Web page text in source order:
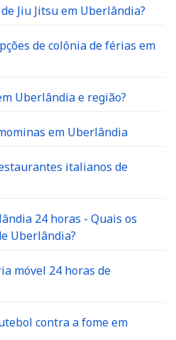
Jiu Jitsu em Uberlândia?
de colônia de férias em
Uberlândia e região?
em Uberlândia
italianos de
24 horas - Quais os
Uberlândia?
móvel 24 horas de
contra a fome em